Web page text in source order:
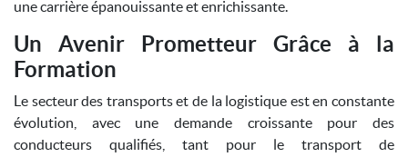
une carrière épanouissante et enrichissante.
Un Avenir Prometteur Grâce à la
Formation
Le secteur des transports et de la logistique est en constante
évolution, avec une demande croissante pour des
conducteurs qualifiés, tant pour le transport de